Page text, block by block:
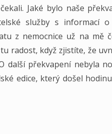
Jaké bylo naše
služby s informací
z nemocnice už na mě
radost, když zjistíte, že
další překvapení nebyla
edice, který došel